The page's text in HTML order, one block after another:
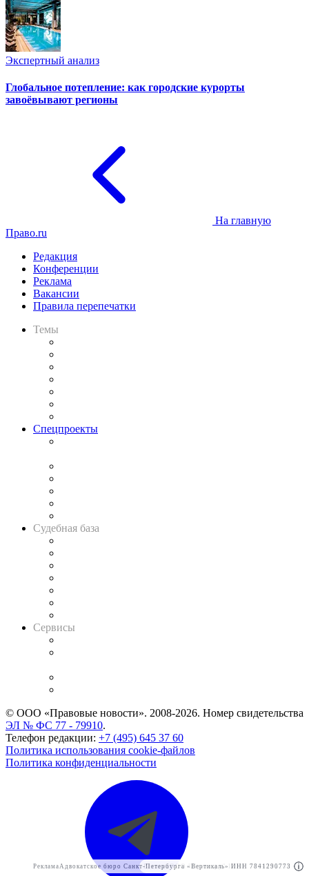
Экспертный анализ
Глобальное потепление: как городские курорты
завоёвывают регионы
На главную
Право.ru
Редакция
Конференции
Реклама
Вакансии
Правила перепечатки
Темы
Спецпроекты
Судебная база
Сервисы
© ООО «Правовые новости». 2008-2026. Номер свидетельства
ЭЛ № ФС 77 - 79910.
Телефон редакции: +7 (495) 645 37 60
Политика использования cookie-файлов
Политика конфиденциальности
РекламаООО "Право.ру" ИНН: 7704835288
Реклама Адвокатское бюро Санкт-Петербурга «Вертикаль» ИНН 7841290773